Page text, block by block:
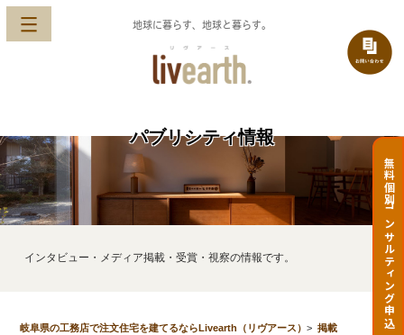
地球に暮らす、地球と暮らす。
無料個別コンサルティング申込
パブリシティ情報
インタビュー・メディア掲載・受賞・視察の情報です。
岐阜県の工務店で注文住宅を建てるならLivearth（リヴアース）> 掲載